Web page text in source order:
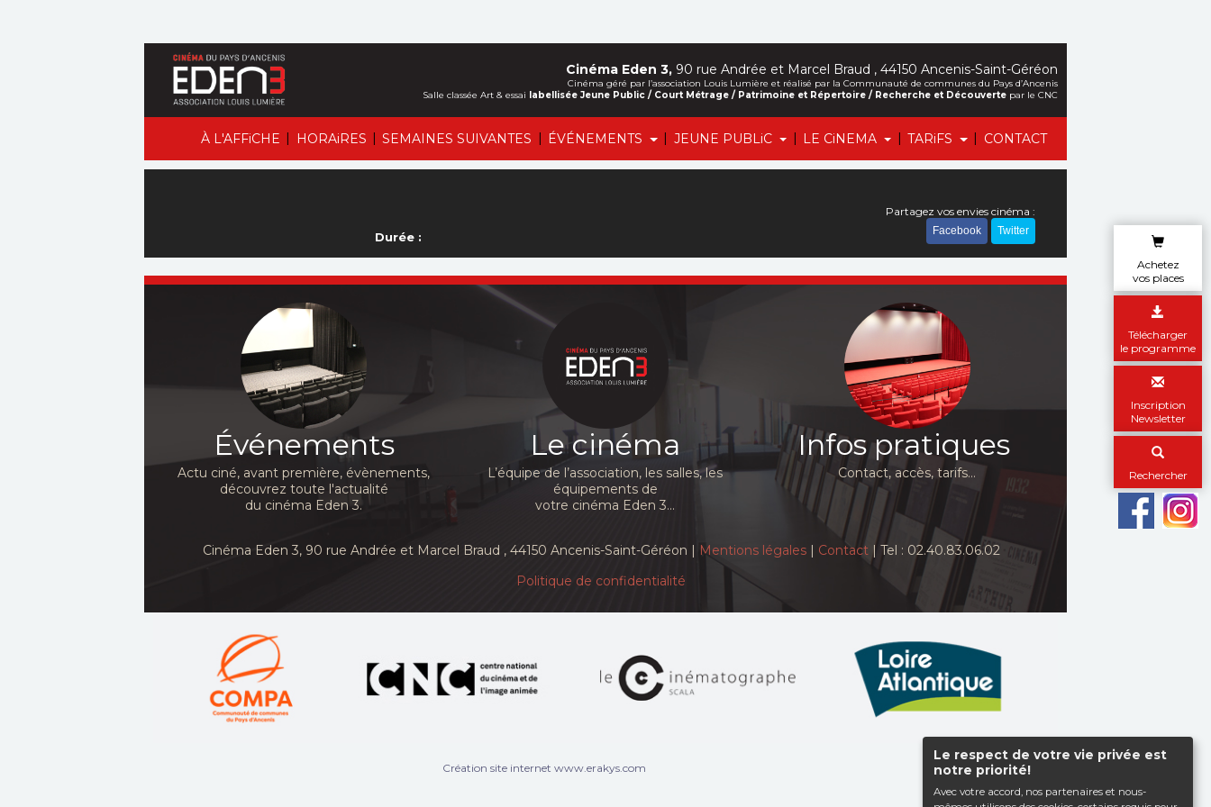
Le respect de votre vie privée est
notre priorité!
Avec votre accord, nos partenaires et nous-
À L'AFFiCHE | HORAiRES | SEMAINES SUIVANTES | ÉVÉNEMENTS | JEUNE PUBLiC | LE CiNEMA | TARiFS | CONTACT
Achetez
vos places
Télécharger
le programme
Inscription
Newsletter
Rechercher
Cinéma Eden 3, 90 rue Andrée et Marcel Braud , 44150 Ancenis-Saint-Géréon
Cinéma géré par l’association Louis Lumière et réalisé par la Communauté de communes du Pays d’Ancenis
Salle classée Art & essai labellisée Jeune Public / Court Métrage / Patrimoine et Répertoire / Recherche et Découverte par le CNC
Durée :
Partagez vos envies cinéma :
Facebook Twitter
Événements
Actu ciné, avant première, évènements,
découvrez toute l'actualité
du cinéma Eden 3.
Le cinéma
L’équipe de l’association, les salles, les
équipements de
votre cinéma Eden 3...
Infos pratiques
Contact, accès, tarifs…
Cinéma Eden 3, 90 rue Andrée et Marcel Braud , 44150 Ancenis-Saint-Géréon | Mentions légales| Contact| Tel : 02.40.83.06.02
Politique de confidentialité
Haut de page
Création site internet www.erakys.com